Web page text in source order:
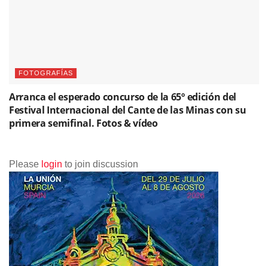
FOTOGRAFÍAS
Arranca el esperado concurso de la 65º edición del
Festival Internacional del Cante de las Minas con su
primera semifinal. Fotos & vídeo
Please login to join discussion